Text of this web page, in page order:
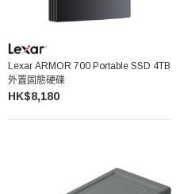
Lexar ARMOR 700 Portable SSD 4TB
外置固態硬碟
HK$8,180